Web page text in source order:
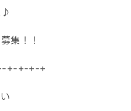
♪
集！！
+-+-+-+